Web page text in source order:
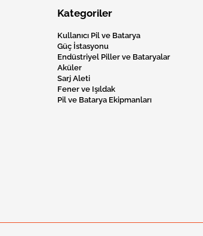
Kategoriler
Kullanıcı Pil ve Batarya
Güç İstasyonu
Endüstriyel Piller ve Bataryalar
Aküler
Sarj Aleti
Fener ve Işıldak
Pil ve Batarya Ekipmanları